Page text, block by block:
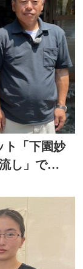
ト「下園妙
し」で涼